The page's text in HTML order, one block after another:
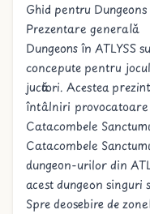
Ghid pentru Dungeons
Prezentare generală
Dungeons în ATLYSS
concepute pentru
jucători. Acestea
întâlniri provocatoare
Catacombele
Catacombele
dungeon-urilor din
acest dungeon singuri
Spre deosebire de